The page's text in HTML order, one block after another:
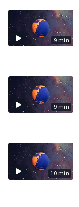
9 min
9 min
10 min